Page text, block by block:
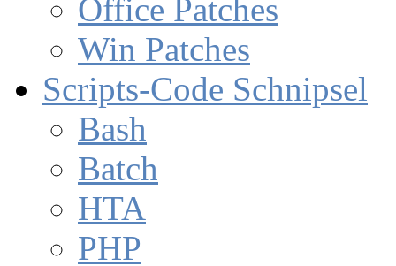
Office Patches
Win Patches
Scripts-Code Schnipsel
Bash
Batch
HTA
PHP